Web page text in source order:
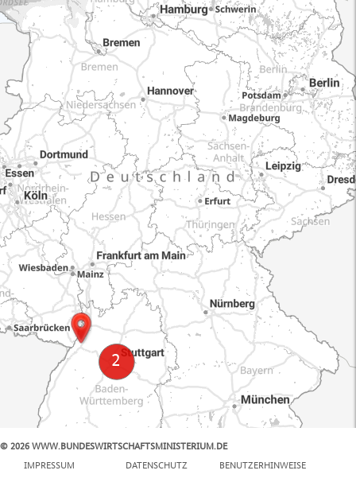
© 2026 WWW.BUNDESWIRTSCHAFTSMINISTERIUM.DE
IMPRESSUM
DATENSCHUTZ BENUTZERHINWEISE